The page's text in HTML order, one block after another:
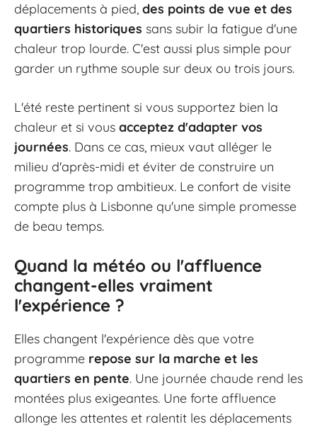
déplacements à pied, des points de vue et des
quartiers historiques sans subir la fatigue d'une
chaleur trop lourde. C'est aussi plus simple pour
garder un rythme souple sur deux ou trois jours.
L'été reste pertinent si vous supportez bien la
chaleur et si vous acceptez d'adapter vos
journées. Dans ce cas, mieux vaut alléger le
milieu d'après-midi et éviter de construire un
programme trop ambitieux. Le confort de visite
compte plus à Lisbonne qu'une simple promesse
de beau temps.
Quand la météo ou l'affluence
changent-elles vraiment
l'expérience ?
Elles changent l'expérience dès que votre
programme repose sur la marche et les
quartiers en pente. Une journée chaude rend les
montées plus exigeantes. Une forte affluence
allonge les attentes et ralentit les déplacements